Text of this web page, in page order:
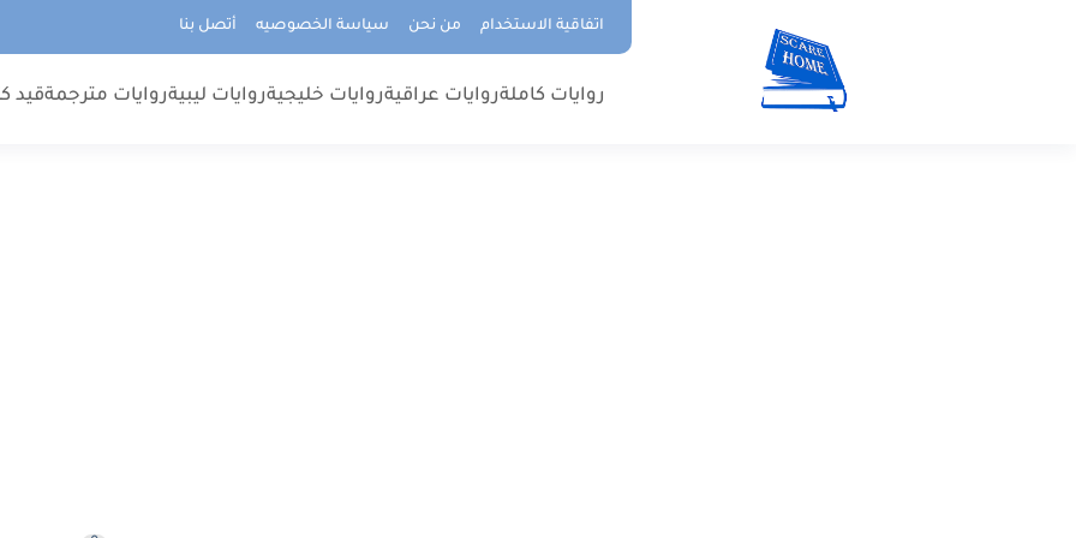
اتفاقية الاستخدام من نحن سياسة الخصوصيه أتصل بنا
روايات كاملةروايات عراقيةروايات خليجيةروايات ليبيةروايات مترجمةقيد